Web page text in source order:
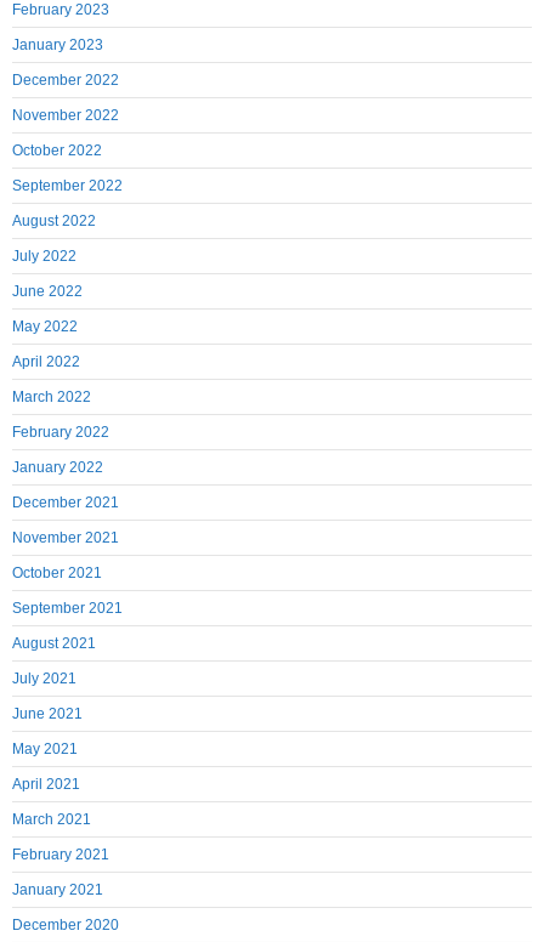
February 2023
January 2023
December 2022
November 2022
October 2022
September 2022
August 2022
July 2022
June 2022
May 2022
April 2022
March 2022
February 2022
January 2022
December 2021
November 2021
October 2021
September 2021
August 2021
July 2021
June 2021
May 2021
April 2021
March 2021
February 2021
January 2021
December 2020